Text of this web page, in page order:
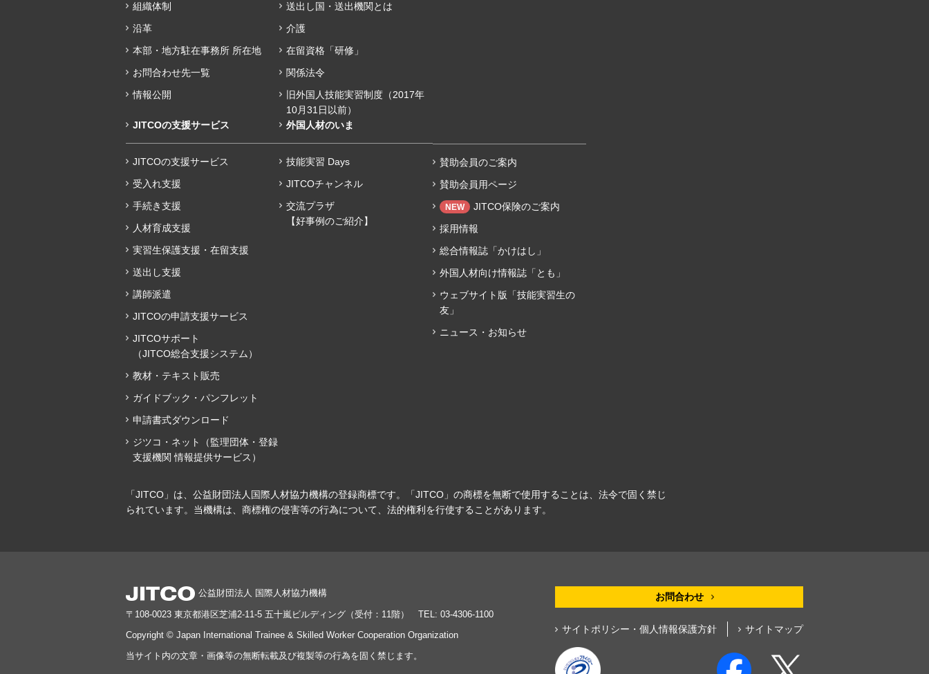
組織体制
沿革
本部・地方駐在事務所 所在地
お問合わせ先一覧
情報公開
送出し国・送出機関とは
介護
在留資格「研修」
関係法令
旧外国人技能実習制度（2017年
10月31日以前）
JITCOの支援サービス
JITCOの支援サービス
受入れ支援
手続き支援
人材育成支援
実習生保護支援・在留支援
送出し支援
講師派遣
JITCOの申請支援サービス
JITCOサポート
（JITCO総合支援システム）
教材・テキスト販売
ガイドブック・パンフレット
申請書式ダウンロード
ジツコ・ネット（監理団体・登録
支援機関 情報提供サービス）
外国人材のいま
技能実習 Days
JITCOチャンネル
交流プラザ
【好事例のご紹介】
賛助会員のご案内
賛助会員用ページ
NEW
JITCO保険のご案内
採用情報
総合情報誌「かけはし」
外国人材向け情報誌「とも」
ウェブサイト版「技能実習生の
友」
ニュース・お知らせ
「JITCO」は、公益財団法人国際人材協力機構の登録商標です。「JITCO」の商標を無断で使用することは、法令で固く禁じ
られています。当機構は、商標権の侵害等の行為について、法的権利を行使することがあります。
公益財団法人 国際人材協力機構
〒108-0023 東京都港区芝浦2-11-5 五十嵐ビルディング（受付：11階） TEL: 03-4306-1100
Copyright © Japan International Trainee & Skilled Worker Cooperation Organization
当サイト内の文章・画像等の無断転載及び複製等の行為を固く禁じます。
お問合わせ
サイトポリシー・個人情報保護方針 サイトマップ